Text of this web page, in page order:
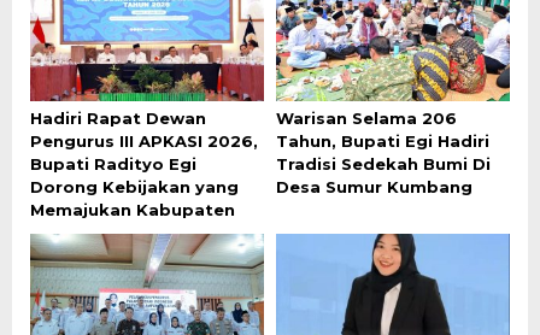
Hadiri Rapat Dewan
Pengurus III APKASI 2026,
Bupati Radityo Egi
Dorong Kebijakan yang
Memajukan Kabupaten
Warisan Selama 206
Tahun, Bupati Egi Hadiri
Tradisi Sedekah Bumi Di
Desa Sumur Kumbang